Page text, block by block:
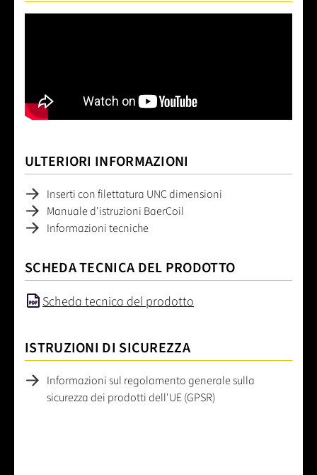
ULTERIORI INFORMAZIONI
Inserti con filettatura UNC dimensioni
Manuale d'istruzioni BaerCoil
Informazioni tecniche
SCHEDA TECNICA DEL PRODOTTO
Scheda tecnica del prodotto
ISTRUZIONI DI SICUREZZA
Informazioni sul regolamento generale sulla
sicurezza dei prodotti dell'UE (GPSR)